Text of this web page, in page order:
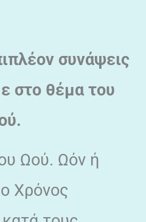
συνάψεις
στο θέμα του
Ωού. Ωόν ή
Χρόνος